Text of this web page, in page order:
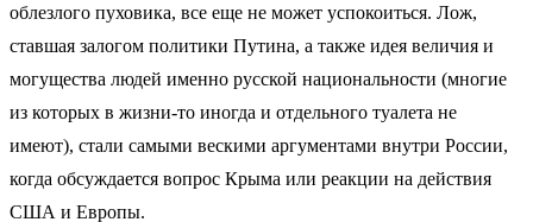
облезлого пуховика, все еще не может успокоиться. Лож,
ставшая залогом политики Путина, а также идея величия и
могущества людей именно русской национальности (многие
из которых в жизни-то иногда и отдельного туалета не
имеют), стали самыми вескими аргументами внутри России,
когда обсуждается вопрос Крыма или реакции на действия
США и Европы.